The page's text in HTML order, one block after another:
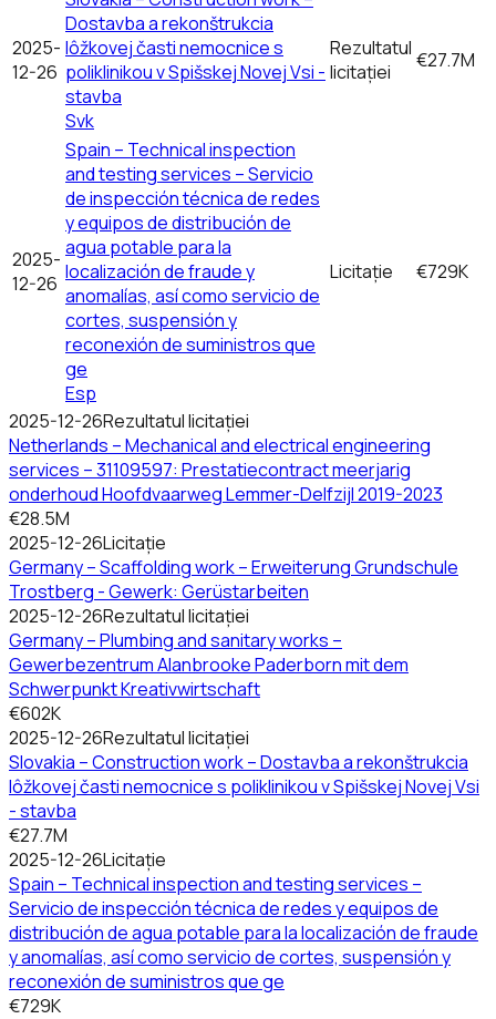
2025-
12-26
Dostavba a rekonštrukcia
lôžkovej časti nemocnice s
poliklinikou v Spišskej Novej Vsi -
stavba
Svk
Rezultatul
licitației
€27.7M
2025-
12-26
Spain – Technical inspection
and testing services – Servicio
de inspección técnica de redes
y equipos de distribución de
agua potable para la
localización de fraude y
anomalías, así como servicio de
cortes, suspensión y
reconexión de suministros que
ge
Esp
Licitație €729K
2025-12-26Rezultatul licitației
Netherlands – Mechanical and electrical engineering
services – 31109597: Prestatiecontract meerjarig
onderhoud Hoofdvaarweg Lemmer-Delfzijl 2019-2023
€28.5M
2025-12-26Licitație
Germany – Scaffolding work – Erweiterung Grundschule
Trostberg - Gewerk: Gerüstarbeiten
2025-12-26Rezultatul licitației
Germany – Plumbing and sanitary works –
Gewerbezentrum Alanbrooke Paderborn mit dem
Schwerpunkt Kreativwirtschaft
€602K
2025-12-26Rezultatul licitației
Slovakia – Construction work – Dostavba a rekonštrukcia
lôžkovej časti nemocnice s poliklinikou v Spišskej Novej Vsi
- stavba
€27.7M
2025-12-26Licitație
Spain – Technical inspection and testing services –
Servicio de inspección técnica de redes y equipos de
distribución de agua potable para la localización de fraude
y anomalías, así como servicio de cortes, suspensión y
reconexión de suministros que ge
€729K